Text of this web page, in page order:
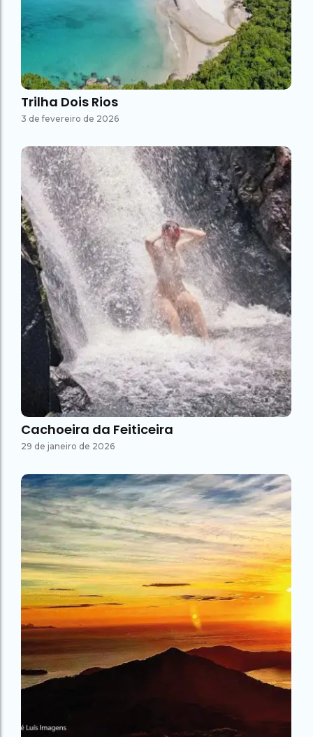
Trilha Dois Rios
3 de fevereiro de 2026
Cachoeira da Feiticeira
29 de janeiro de 2026